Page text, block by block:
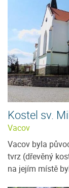
Kostel sv.
Vacov
Vacov byla
tvrz (dřevěný
na jejím místě